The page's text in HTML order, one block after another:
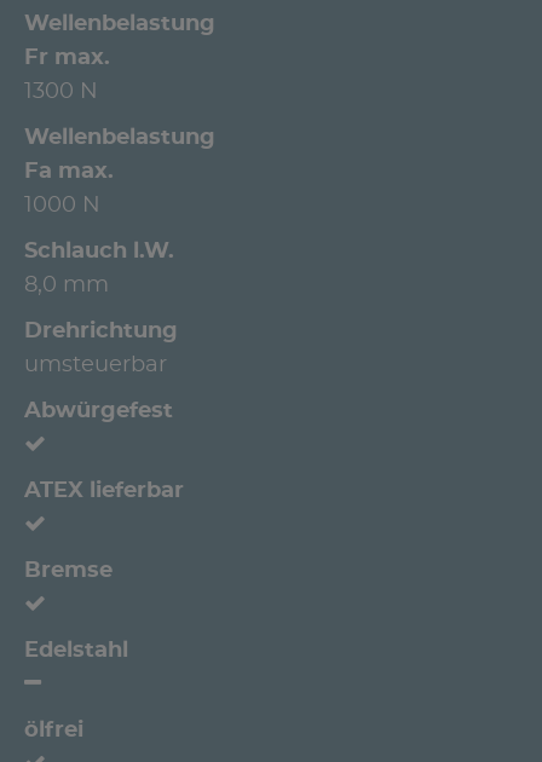
Wellenbelastung
Fr max.
1300 N
Wellenbelastung
Fa max.
1000 N
Schlauch l.W.
8,0 mm
Drehrichtung
umsteuerbar
Abwürgefest
ATEX lieferbar
Bremse
Edelstahl
ölfrei